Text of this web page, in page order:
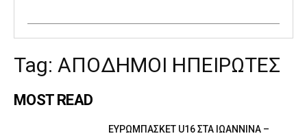
Tag: ΑΠΟΔΗΜΟΙ ΗΠΕΙΡΩΤΕΣ
MOST READ
ΕΥΡΩΜΠΑΣΚΕΤ U16 ΣΤΑ ΙΩΑΝΝΙΝΑ –